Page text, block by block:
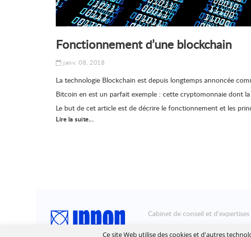
Ce site Web utilise des cookies et d'autres
Fonctionnement d’une blockchain
janv. 08, 2018
La technologie Blockchain est depuis longtemps annoncée
Bitcoin en est un parfait exemple : cette cryptomonnaie dont
Le but de cet article est de décrire le fonctionnement et les
Lire la suite...
Cabinet de conseil et